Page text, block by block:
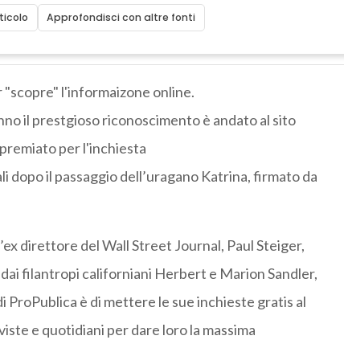
Approfondisci con altre fonti
"scopre" l'informaizone online.
il prestgioso riconoscimento è andato al sito
per l'inchiesta
dopo il passaggio dell’uragano Katrina, firmato da
direttore del Wall Street Journal, Paul Steiger,
filantropi californiani Herbert e Marion Sandler,
ProPublica è di mettere le sue inchieste gratis al
e quotidiani per dare loro la massima